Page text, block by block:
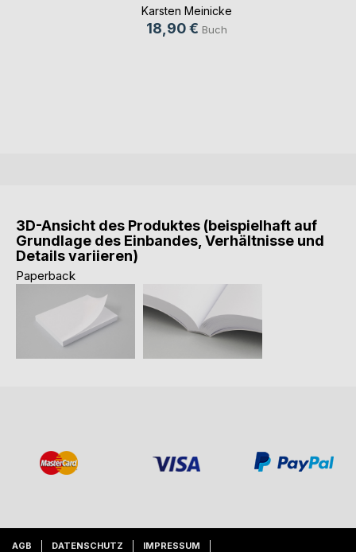
Karsten Meinicke
18,90 € Buch
3D-Ansicht des Produktes (beispielhaft auf
Grundlage des Einbandes, Verhältnisse und
Details variieren)
Paperback
AGB DATENSCHUTZ IMPRESSUM